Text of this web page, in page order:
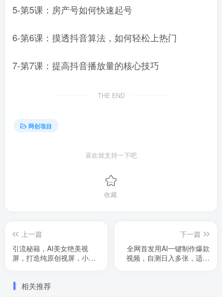
5-第5课：房产号如何快速起号
6-第6课：摸透抖音算法，如何轻松上热门
7-第7课：提高抖音播放量的核心技巧
THE END
网创项目
喜欢就支持一下吧
收藏
上一篇
引流秘籍，AI美女绝美视
屏，打造纯原创视屏，小白
下一篇
全网首发用AI一键制作爆款
视频，自测日入多张，适合
相关推荐